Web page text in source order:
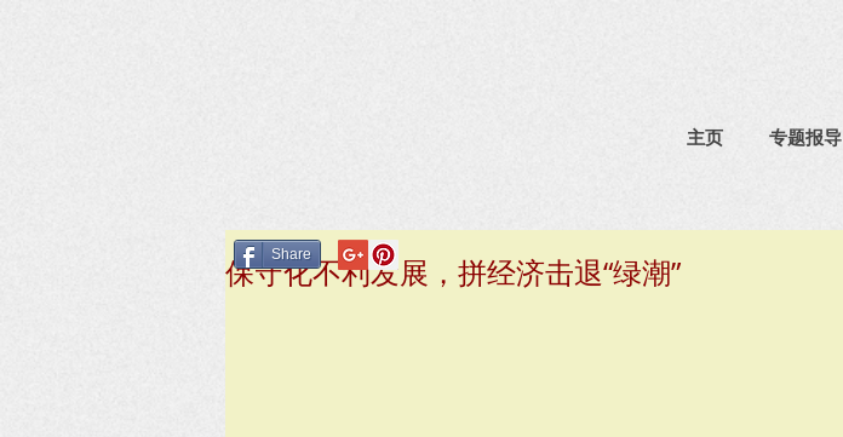
主页 专题报导
保守化不利发展，拼经济击退“绿潮”
Share